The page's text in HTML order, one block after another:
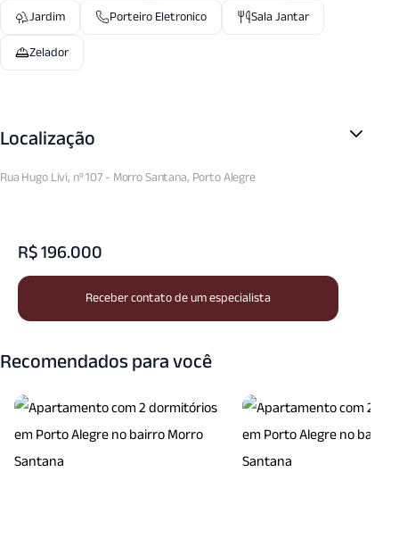
Jardim
Porteiro Eletronico
Sala Jantar
Zelador
Localização
Rua Hugo Livi, nº 107 - Morro Santana, Porto Alegre
R$ 196.000
Receber contato de um especialista
Recomendados para você